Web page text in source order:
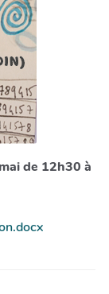
de 12h30 à